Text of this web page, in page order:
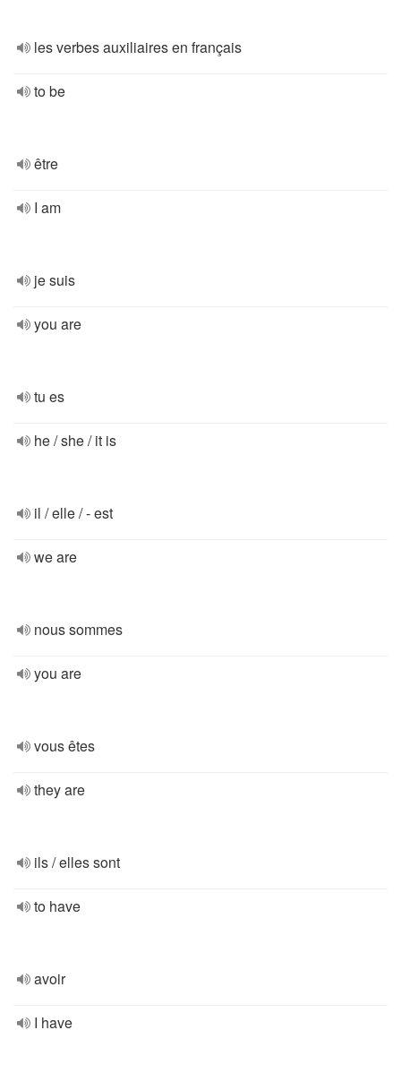
les verbes auxiliaires en français
to be
être
I am
je suis
you are
tu es
he / she / it is
il / elle / - est
we are
nous sommes
you are
vous êtes
they are
ils / elles sont
to have
avoir
I have